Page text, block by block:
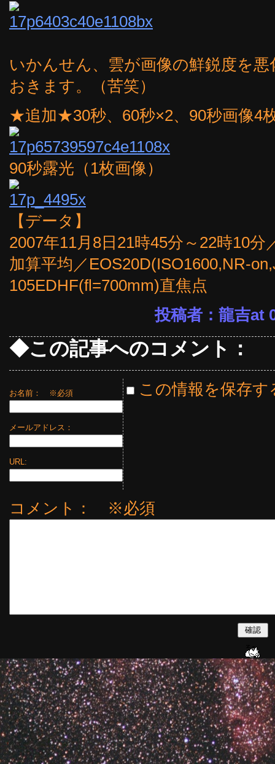
いかんせん、雲が画像の鮮鋭度を
おきます。（苦笑）
★追加★30秒、60秒×2、90秒画像4
90秒露光（1枚画像）
【データ】
2007年11月8日21時45分～22時10
加算平均／EOS20D(ISO1600,NR-
105EDHF(fl=700mm)直焦点
投稿者：龍吉at
◆この記事へのコメント：
お名前： ※必須
メールアドレス：
URL:
この情報を保存す
コメント： ※必須